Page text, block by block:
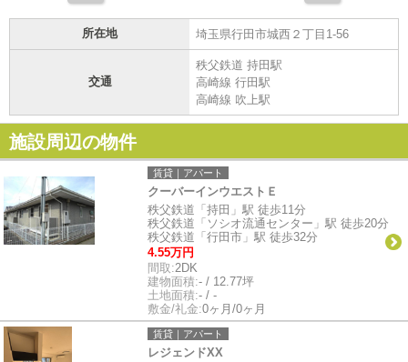
所在地 埼玉県行田市城西２丁目1-56
交通
秩父鉄道 持田駅
高崎線 行田駅
高崎線 吹上駅
施設周辺の物件
賃貸｜アパート
クーバーインウエストＥ
秩父鉄道「持田」駅 徒歩11分
秩父鉄道「ソシオ流通センター」駅 徒歩20分
秩父鉄道「行田市」駅 徒歩32分
4.55万円
間取:2DK
建物面積:- / 12.77坪
土地面積:- / -
敷金/礼金:0ヶ月/0ヶ月
賃貸｜アパート
レジェンドXX